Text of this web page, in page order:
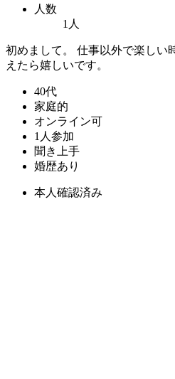
人数
1人
初めまして。 仕事以外で楽しい
えたら嬉しいです。
40代
家庭的
オンライン可
1人参加
聞き上手
婚歴あり
本人確認済み